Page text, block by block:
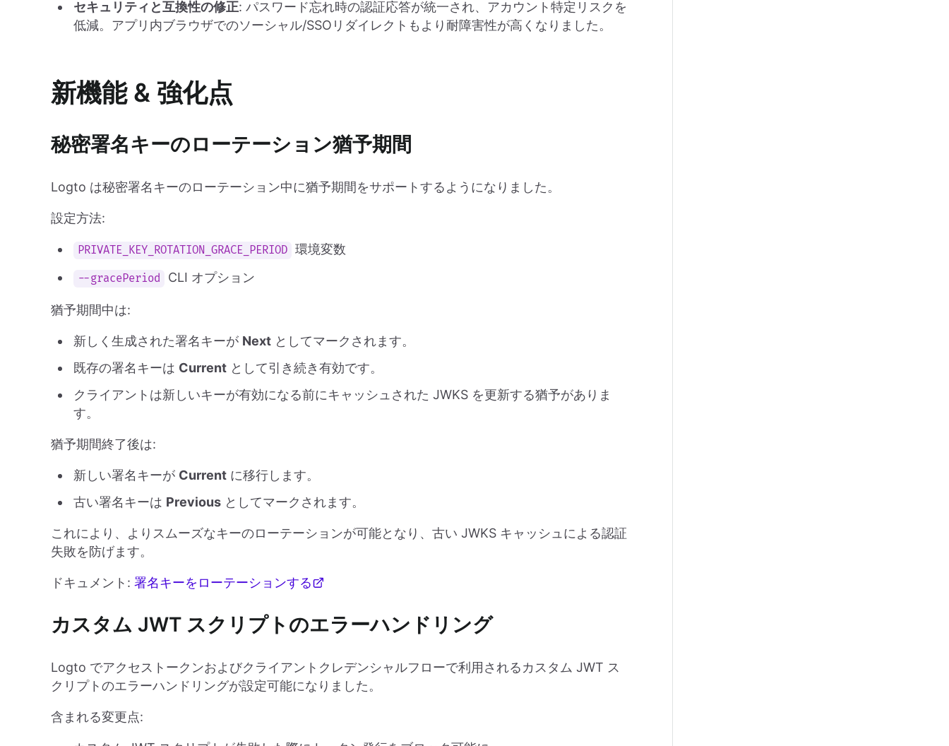
セキュリティと互換性の修正: パスワード忘れ時の認証応答が統一され、アカウント特定リスクを
低減。アプリ内ブラウザでのソーシャル/SSOリダイレクトもより耐障害性が高くなりました。
新機能 & 強化点
秘密署名キーのローテーション猶予期間
Logto は秘密署名キーのローテーション中に猶予期間をサポートするようになりました。
設定方法:
PRIVATE_KEY_ROTATION_GRACE_PERIOD 環境変数
--gracePeriod CLI オプション
猶予期間中は:
新しく生成された署名キーが Next としてマークされます。
既存の署名キーは Current として引き続き有効です。
クライアントは新しいキーが有効になる前にキャッシュされた JWKS を更新する猶予がありま
す。
猶予期間終了後は:
新しい署名キーが Current に移行します。
古い署名キーは Previous としてマークされます。
これにより、よりスムーズなキーのローテーションが可能となり、古い JWKS キャッシュによる認証
失敗を防げます。
ドキュメント: 署名キーをローテーションする
カスタム JWT スクリプトのエラーハンドリング
Logto でアクセストークンおよびクライアントクレデンシャルフローで利用されるカスタム JWT ス
クリプトのエラーハンドリングが設定可能になりました。
含まれる変更点: